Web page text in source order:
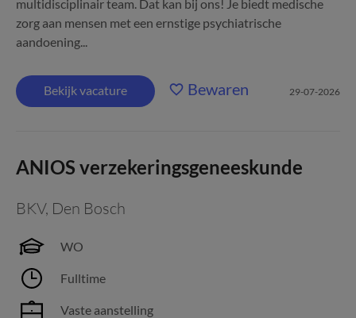
multidisciplinair team. Dat kan bij ons! Je biedt medische
zorg aan mensen met een ernstige psychiatrische
aandoening...
Bekijk vacature Bewaren 29-07-2026
ANIOS verzekeringsgeneeskunde
BKV, Den Bosch
WO
Fulltime
Vaste aanstelling